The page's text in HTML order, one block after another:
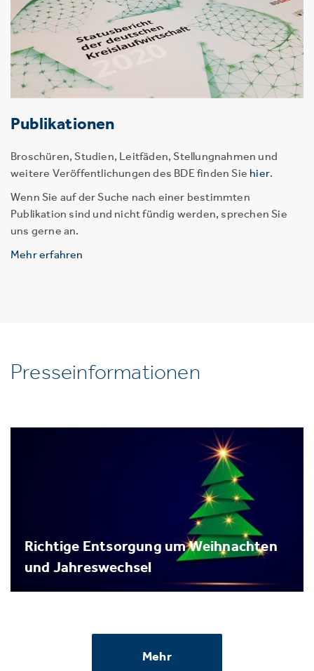
Publikationen
Broschüren, Studien, Leitfäden, Stellungnahmen und
weitere Veröffentlichungen des BDE finden Sie hier.
Wenn Sie auf der Suche nach einer bestimmten
Publikation sind und nicht fündig werden, sprechen Sie
uns gerne an.
Mehr erfahren
Presseinformationen
Richtige Entsorgung um Weihnachten
und Jahreswechsel
Mehr